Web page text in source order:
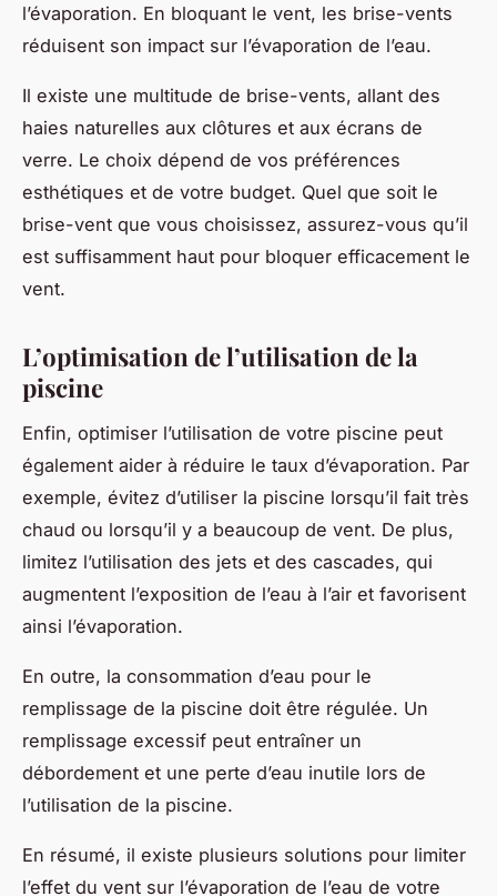
l’évaporation. En bloquant le vent, les brise-vents
réduisent son impact sur l’évaporation de l’eau.
Il existe une multitude de brise-vents, allant des
haies naturelles aux clôtures et aux écrans de
verre. Le choix dépend de vos préférences
esthétiques et de votre budget. Quel que soit le
brise-vent que vous choisissez, assurez-vous qu’il
est suffisamment haut pour bloquer efficacement le
vent.
L’optimisation de l’utilisation de la
piscine
Enfin, optimiser l’utilisation de votre piscine peut
également aider à réduire le taux d’évaporation. Par
exemple, évitez d’utiliser la piscine lorsqu’il fait très
chaud ou lorsqu’il y a beaucoup de vent. De plus,
limitez l’utilisation des jets et des cascades, qui
augmentent l’exposition de l’eau à l’air et favorisent
ainsi l’évaporation.
En outre, la consommation d’eau pour le
remplissage de la piscine doit être régulée. Un
remplissage excessif peut entraîner un
débordement et une perte d’eau inutile lors de
l’utilisation de la piscine.
En résumé, il existe plusieurs solutions pour limiter
l’effet du vent sur l’évaporation de l’eau de votre